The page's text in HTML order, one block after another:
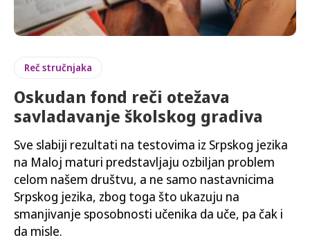
Reč stručnjaka
Oskudan fond reči otežava
savladavanje školskog gradiva
Sve slabiji rezultati na testovima iz Srpskog jezika
na Maloj maturi predstavljaju ozbiljan problem
celom našem društvu, a ne samo nastavnicima
Srpskog jezika, zbog toga što ukazuju na
smanjivanje sposobnosti učenika da uče, pa čak i
da misle.